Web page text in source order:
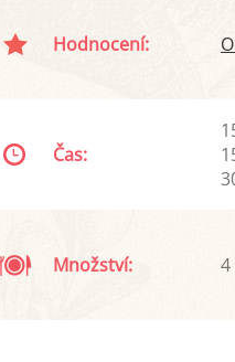
Hodnocení:
Čas:
Množství: